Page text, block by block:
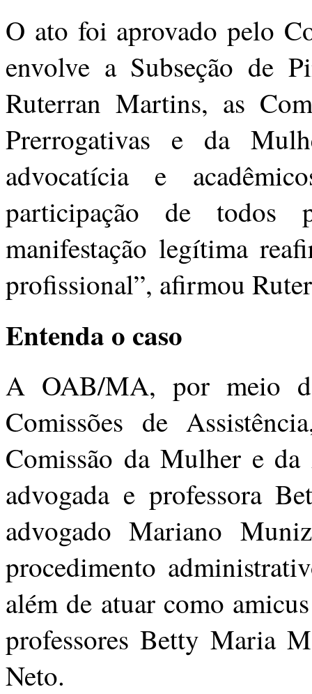
O ato foi aprovado pelo
envolve a Subseção de
Ruterran Martins, as
Prerrogativas e da
advocatícia e
participação de todos
manifestação legítima
profissional”, afirmou
Entenda o caso
A OAB/MA, por meio
Comissões de
Comissão da Mulher e da
advogada e professora
advogado Mariano
procedimento
além de atuar como
professores Betty Maria
Neto.